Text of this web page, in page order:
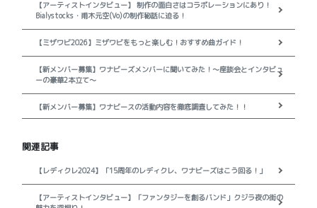
【アーティストインタビュー】 制作の面白さはコラボレーションにあり！
Bialystocks・甫木元空(Vo)の制作秘話に迫る！
【ミザワビ2026】ミザワビをもっと楽しむ！おすすめ曲ガイド！
【新メンバー募集】ワナビーズメンバーに聞いてみた！～座談会とインタビュ
ーの豪華2本立て～
【新メンバー募集】ワナビースの活動内容を徹底調査してみた！！
関連記事
【レディクレ2024】「15周年のレディクレ、ワナビーズはこう回る！」
【アーティストインタビュー】「ファンタジーを創るバンド」クジラ夜の街の